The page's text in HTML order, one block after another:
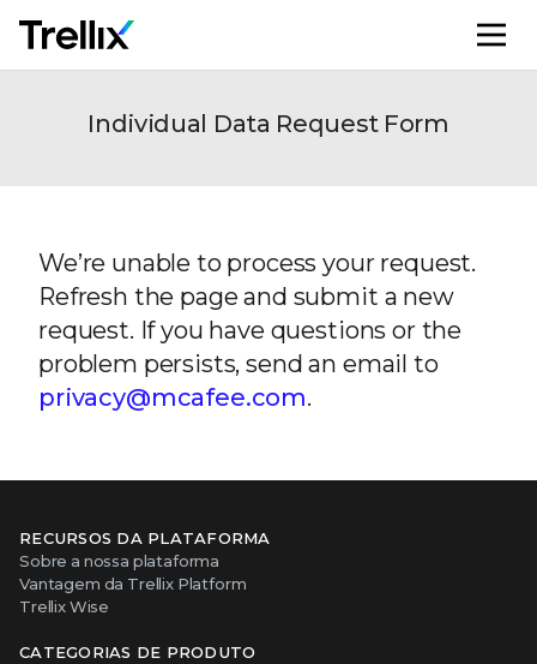
Individual Data Request Form
We’re unable to process your request.
Refresh the page and submit a new
request. If you have questions or the
problem persists, send an email to
privacy@mcafee.com.
RECURSOS DA PLATAFORMA
Sobre a nossa plataforma
Vantagem da Trellix Platform
Trellix Wise
CATEGORIAS DE PRODUTO